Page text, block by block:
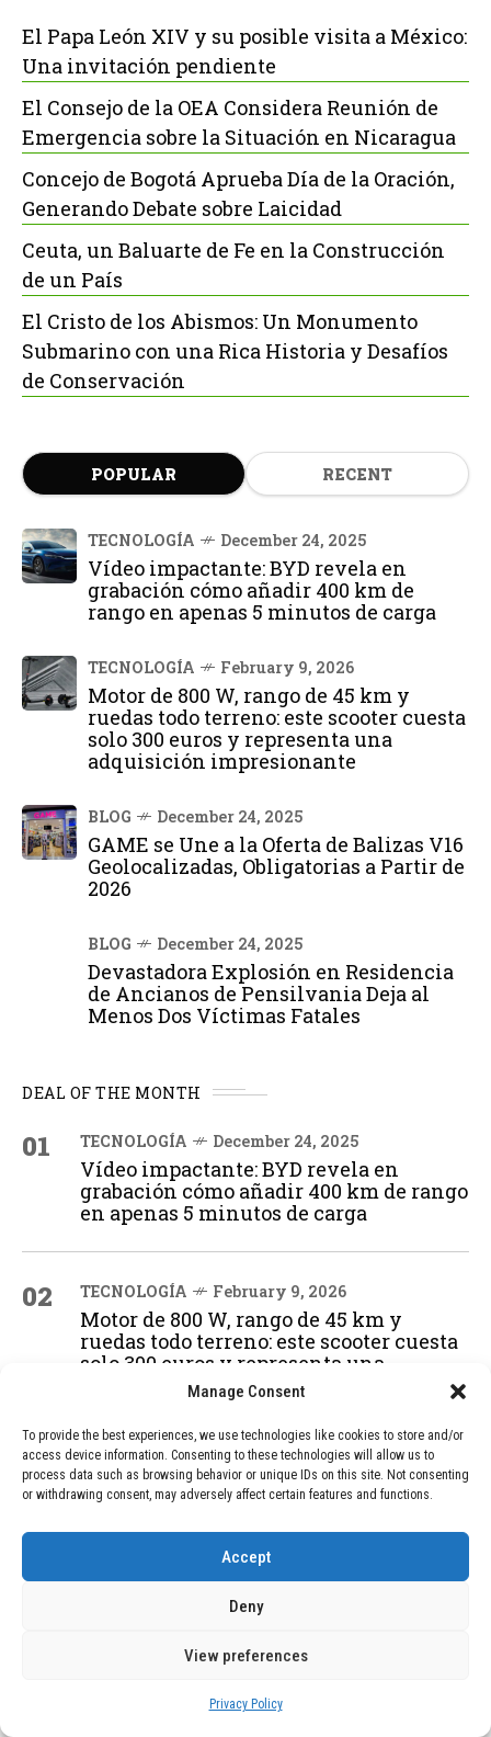
Manage Consent
To provide the best experiences, we use technologies like cookies to store and/or
access device information. Consenting to these technologies will allow us to
process data such as browsing behavior or unique IDs on this site. Not consenting
or withdrawing consent, may adversely affect certain features and functions.
Accept
Deny
View preferences
Privacy Policy
El Papa León XIV y su posible visita a México:
Una invitación pendiente
El Consejo de la OEA Considera Reunión de
Emergencia sobre la Situación en Nicaragua
Concejo de Bogotá Aprueba Día de la Oración,
Generando Debate sobre Laicidad
Ceuta, un Baluarte de Fe en la Construcción
de un País
El Cristo de los Abismos: Un Monumento
Submarino con una Rica Historia y Desafíos
de Conservación
POPULAR RECENT
TECNOLOGÍA December 24, 2025
Vídeo impactante: BYD revela en
grabación cómo añadir 400 km de
rango en apenas 5 minutos de carga
TECNOLOGÍA February 9, 2026
Motor de 800 W, rango de 45 km y
ruedas todo terreno: este scooter cuesta
solo 300 euros y representa una
adquisición impresionante
BLOG December 24, 2025
GAME se Une a la Oferta de Balizas V16
Geolocalizadas, Obligatorias a Partir de
2026
BLOG December 24, 2025
Devastadora Explosión en Residencia
de Ancianos de Pensilvania Deja al
Menos Dos Víctimas Fatales
DEAL OF THE MONTH
01 TECNOLOGÍA December 24, 2025
Vídeo impactante: BYD revela en
grabación cómo añadir 400 km de rango
en apenas 5 minutos de carga
02 TECNOLOGÍA February 9, 2026
Motor de 800 W, rango de 45 km y
ruedas todo terreno: este scooter cuesta
solo 300 euros y representa una
adquisición impresionante
03 BLOG December 24, 2025
GAME se Une a la Oferta de Balizas V16
2026
December 24, 2025
de Ancianos de Pensilvania Deja al